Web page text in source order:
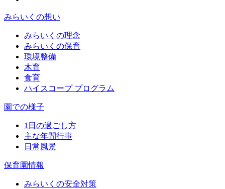
みらいくの想い
みらいくの理念
みらいくの保育
環境整備
木育
食育
ハイスコープ プログラム
園での様子
1日の過ごし方
主な年間行事
日常風景
保育園情報
みらいくの安全対策